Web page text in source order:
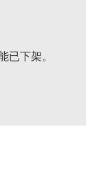
已下架。